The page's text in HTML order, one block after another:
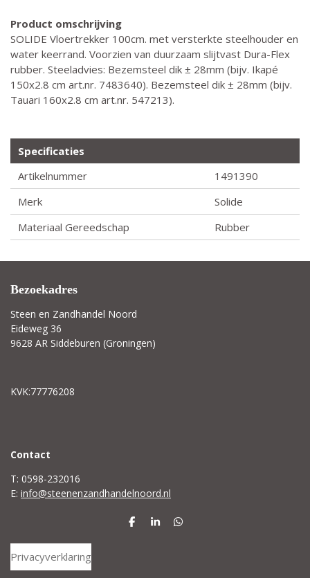
Product omschrijving
SOLIDE Vloertrekker 100cm. met versterkte steelhouder en
water keerrand. Voorzien van duurzaam slijtvast Dura-Flex
rubber. Steeladvies: Bezemsteel dik ± 28mm (bijv. Ikapé
150x2.8 cm art.nr. 7483640). Bezemsteel dik ± 28mm (bijv.
Tauari 160x2.8 cm art.nr. 547213).
Specificaties
Artikelnummer
1491390
Merk
Solide
Materiaal Gereedschap
Rubber
Bezoekadres
Steen en Zandhandel Noord
Eideweg 36
9628 AR Siddeburen (Groningen)
KVK:77776208
Contact
T: 0598-232016
E: info@steenenzandhandelnoord.nl
D
S
D
Privacyverklaring